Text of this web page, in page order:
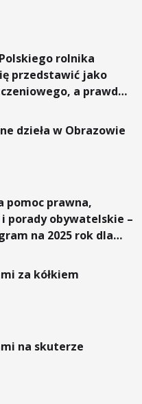
rolnika
przedstawić jako
a prawda
dzieła w Obrazowie
pomoc prawna,
porady obywatelskie –
na 2025 rok dla
za kółkiem
na skuterze